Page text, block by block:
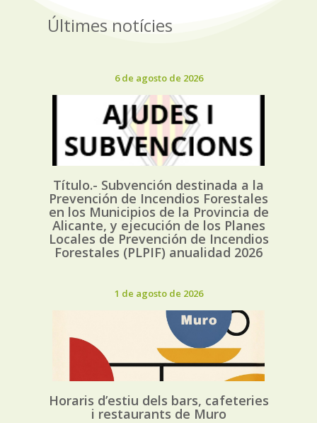
Últimes notícies
6 de agosto de 2026
Título.- Subvención destinada a la
Prevención de Incendios Forestales
en los Municipios de la Provincia de
Alicante, y ejecución de los Planes
Locales de Prevención de Incendios
Forestales (PLPIF) anualidad 2026
1 de agosto de 2026
Horaris d’estiu dels bars, cafeteries
i restaurants de Muro